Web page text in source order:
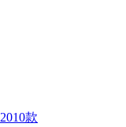
2010款